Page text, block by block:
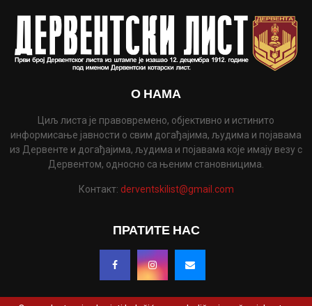
О НАМА
Циљ листа је правовремено, објективно и истинито
информисање јавности о свим догађајима, људима и појавама
из Дервенте и догађајима, људима и појавама које имају везу с
Дервентом, односно са њеним становницима.
Контакт: derventskilist@gmail.com
ПРАТИТЕ НАС